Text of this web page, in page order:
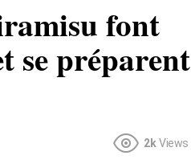
font
se préparent
2k Views